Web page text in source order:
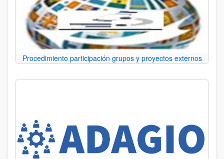
Procedimiento participación grupos y proyectos externos